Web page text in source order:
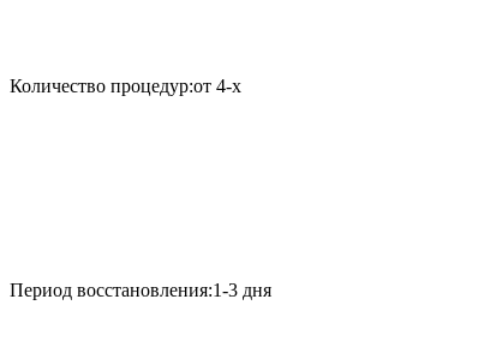
Количество процедур:от 4-х
Период восстановления:1-3 дня